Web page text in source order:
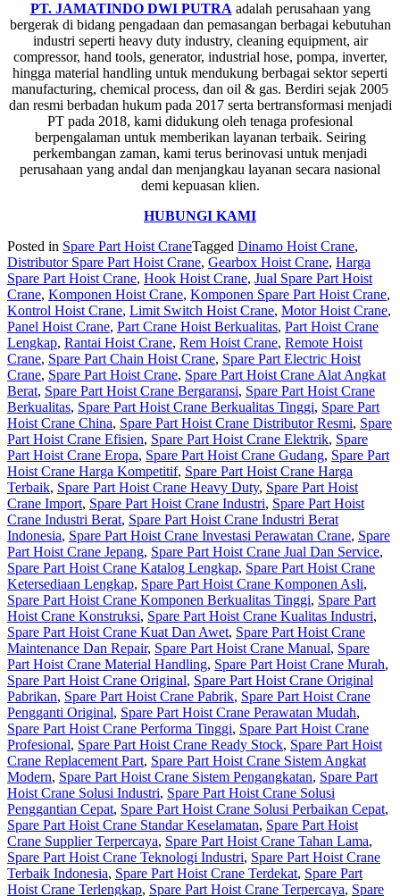
PT. JAMATINDO DWI PUTRA adalah perusahaan yang
bergerak di bidang pengadaan dan pemasangan berbagai kebutuhan
industri seperti heavy duty industry, cleaning equipment, air
compressor, hand tools, generator, industrial hose, pompa, inverter,
hingga material handling untuk mendukung berbagai sektor seperti
manufacturing, chemical process, dan oil & gas. Berdiri sejak 2005
dan resmi berbadan hukum pada 2017 serta bertransformasi menjadi
PT pada 2018, kami didukung oleh tenaga profesional
berpengalaman untuk memberikan layanan terbaik. Seiring
perkembangan zaman, kami terus berinovasi untuk menjadi
perusahaan yang andal dan menjangkau layanan secara nasional
demi kepuasan klien.
HUBUNGI KAMI
Posted in Spare Part Hoist CraneTagged Dinamo Hoist Crane,
Distributor Spare Part Hoist Crane, Gearbox Hoist Crane, Harga
Spare Part Hoist Crane, Hook Hoist Crane, Jual Spare Part Hoist
Crane, Komponen Hoist Crane, Komponen Spare Part Hoist Crane,
Kontrol Hoist Crane, Limit Switch Hoist Crane, Motor Hoist Crane,
Panel Hoist Crane, Part Crane Hoist Berkualitas, Part Hoist Crane
Lengkap, Rantai Hoist Crane, Rem Hoist Crane, Remote Hoist
Crane, Spare Part Chain Hoist Crane, Spare Part Electric Hoist
Crane, Spare Part Hoist Crane, Spare Part Hoist Crane Alat Angkat
Berat, Spare Part Hoist Crane Bergaransi, Spare Part Hoist Crane
Berkualitas, Spare Part Hoist Crane Berkualitas Tinggi, Spare Part
Hoist Crane China, Spare Part Hoist Crane Distributor Resmi, Spare
Part Hoist Crane Efisien, Spare Part Hoist Crane Elektrik, Spare
Part Hoist Crane Eropa, Spare Part Hoist Crane Gudang, Spare Part
Hoist Crane Harga Kompetitif, Spare Part Hoist Crane Harga
Terbaik, Spare Part Hoist Crane Heavy Duty, Spare Part Hoist
Crane Import, Spare Part Hoist Crane Industri, Spare Part Hoist
Crane Industri Berat, Spare Part Hoist Crane Industri Berat
Indonesia, Spare Part Hoist Crane Investasi Perawatan Crane, Spare
Part Hoist Crane Jepang, Spare Part Hoist Crane Jual Dan Service,
Spare Part Hoist Crane Katalog Lengkap, Spare Part Hoist Crane
Ketersediaan Lengkap, Spare Part Hoist Crane Komponen Asli,
Spare Part Hoist Crane Komponen Berkualitas Tinggi, Spare Part
Hoist Crane Konstruksi, Spare Part Hoist Crane Kualitas Industri,
Spare Part Hoist Crane Kuat Dan Awet, Spare Part Hoist Crane
Maintenance Dan Repair, Spare Part Hoist Crane Manual, Spare
Part Hoist Crane Material Handling, Spare Part Hoist Crane Murah,
Spare Part Hoist Crane Original, Spare Part Hoist Crane Original
Pabrikan, Spare Part Hoist Crane Pabrik, Spare Part Hoist Crane
Pengganti Original, Spare Part Hoist Crane Perawatan Mudah,
Spare Part Hoist Crane Performa Tinggi, Spare Part Hoist Crane
Profesional, Spare Part Hoist Crane Ready Stock, Spare Part Hoist
Crane Replacement Part, Spare Part Hoist Crane Sistem Angkat
Modern, Spare Part Hoist Crane Sistem Pengangkatan, Spare Part
Hoist Crane Solusi Industri, Spare Part Hoist Crane Solusi
Penggantian Cepat, Spare Part Hoist Crane Solusi Perbaikan Cepat,
Spare Part Hoist Crane Standar Keselamatan, Spare Part Hoist
Crane Supplier Terpercaya, Spare Part Hoist Crane Tahan Lama,
Spare Part Hoist Crane Teknologi Industri, Spare Part Hoist Crane
Terbaik Indonesia, Spare Part Hoist Crane Terdekat, Spare Part
Hoist Crane Terlengkap, Spare Part Hoist Crane Terpercaya, Spare